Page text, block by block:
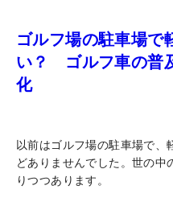
ゴルフ場の駐車場で
い？ ゴルフ車の普
化
以前はゴルフ場の駐車場で、
どありませんでした。世の中
りつつあります。